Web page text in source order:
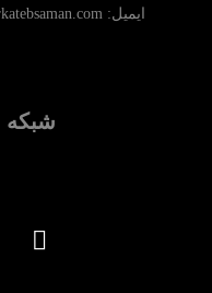
ایمیل: info@arkatebsaman.com
شبکه